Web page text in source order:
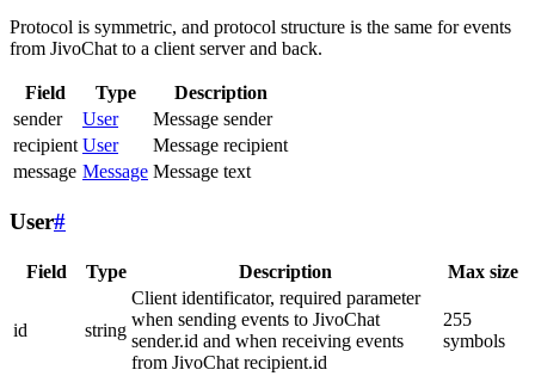
Protocol is symmetric, and protocol structure is the same for events
from JivoChat to a client server and back.
Field Type
Description
sender
User
Message sender
recipient User
Message recipient
message Message Message text
User#
Field Type Description Max size
id string
Client identificator, required parameter
when sending events to JivoChat
sender.id and when receiving events
from JivoChat recipient.id
255
symbols